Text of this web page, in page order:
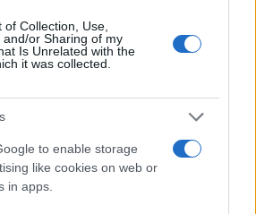
Collection, Use,
and/or Sharing of my
Is Unrelated with the
it was collected.
to enable storage
like cookies on web or
in apps.
πήρε προθεσμία για
την Τρίτη – «Είναι αθώα,
τα μαχαίρια στην Ελπίδα
«Καρυστιανού,
Γαλανός μετέτρεψαν το
αρχηγικό κόμμα»